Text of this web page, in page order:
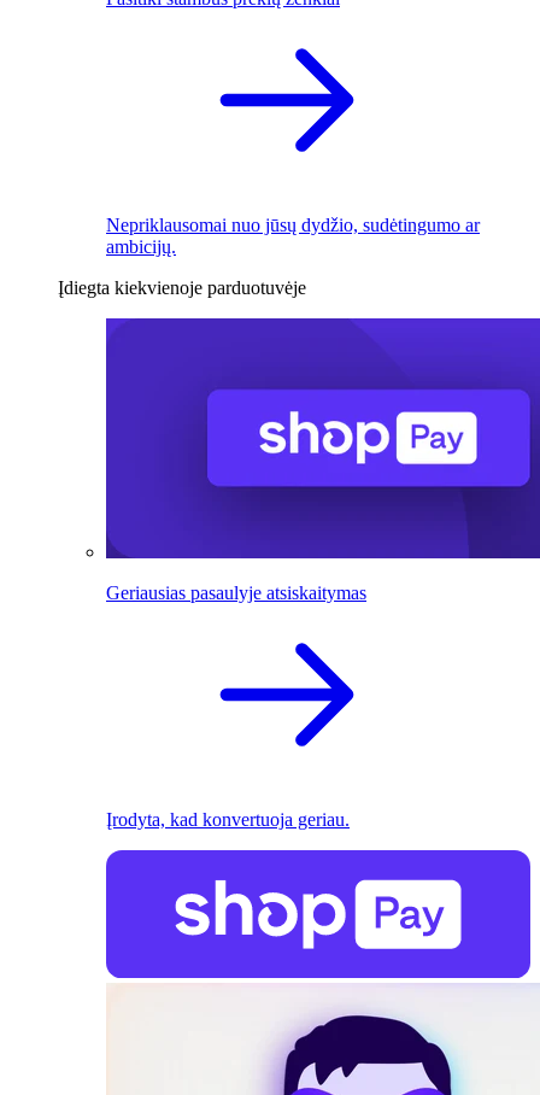
Nepriklausomai nuo jūsų dydžio, sudėtingumo ar
ambicijų.
Įdiegta kiekvienoje parduotuvėje
Geriausias pasaulyje atsiskaitymas
Įrodyta, kad konvertuoja geriau.